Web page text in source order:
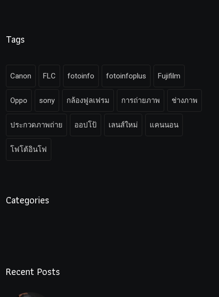
Tags
Canon FLC fotoinfo fotoinfoplus Fujifilm
Oppo sony กล้องฟูลเฟรม การถ่ายภาพ ช่างภาพ
ประกวดภาพถ่าย ออปโป้ เลนส์ใหม่ แคนนอน
โฟโต้อินโฟ
Categories
Recent Posts